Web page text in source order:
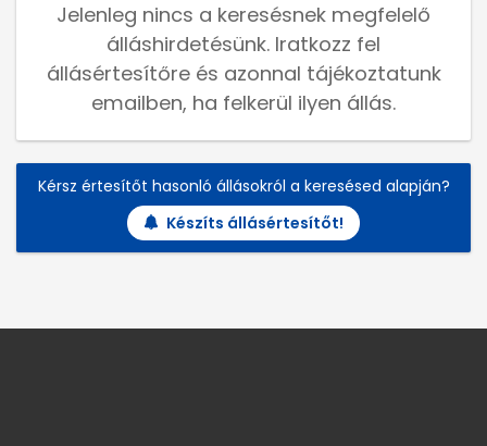
Jelenleg nincs a keresésnek megfelelő
álláshirdetésünk. Iratkozz fel
állásértesítőre és azonnal tájékoztatunk
emailben, ha felkerül ilyen állás.
Kérsz értesítőt hasonló állásokról a keresésed alapján?
Készíts állásértesítőt!